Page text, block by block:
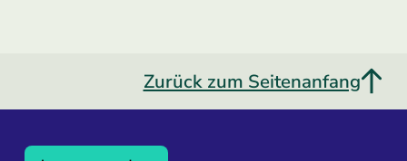
Zurück zum Seitenanfang